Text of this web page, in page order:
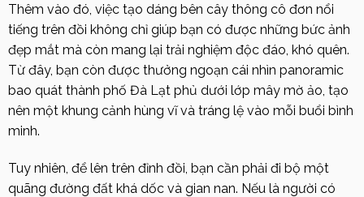
Thêm vào đó, việc tạo dáng bên cây thông cô đơn nổi
tiếng trên đồi không chỉ giúp bạn có được những bức ảnh
đẹp mắt mà còn mang lại trải nghiệm độc đáo, khó quên.
Từ đây, bạn còn được thưởng ngoạn cái nhìn panoramic
bao quát thành phố Đà Lạt phủ dưới lớp mây mờ ảo, tạo
nên một khung cảnh hùng vĩ và tráng lệ vào mỗi buổi bình
minh.
Tuy nhiên, để lên trên đỉnh đồi, bạn cần phải đi bộ một
quãng đường đất khá dốc và gian nan. Nếu là người có